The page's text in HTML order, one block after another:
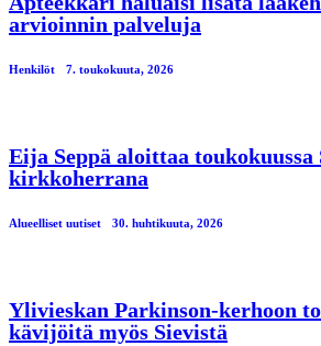
arvioinnin palveluja
Henkilöt 7. toukokuuta, 2026
Eija Seppä aloittaa toukokuussa
kirkkoherrana
Alueelliset uutiset 30. huhtikuuta, 2026
Ylivieskan Parkinson-kerhoon
kävijöitä myös Sievistä